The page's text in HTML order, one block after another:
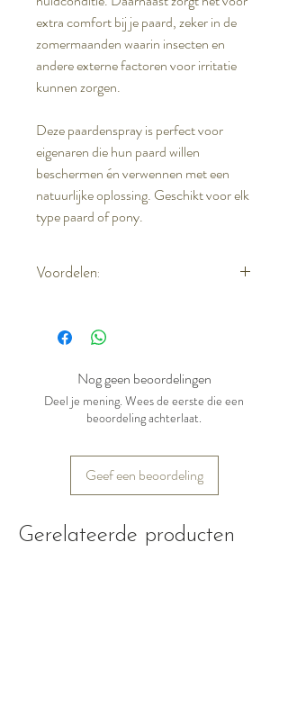
extra comfort bij je paard, zeker in de
zomermaanden waarin insecten en
andere externe factoren voor irritatie
kunnen zorgen.
Deze paardenspray is perfect voor
eigenaren die hun paard willen
beschermen én verwennen met een
natuurlijke oplossing. Geschikt voor elk
type paard of pony.
Voordelen:
Navul verpakking
Verzorgt en beschermt de
Ideaal voor gebruik op de
weide of tijdens buitenritten
Voor dagelijks gebruik
Nog geen beoordelingen
Deel je mening. Wees de eerste die een
beoordeling achterlaat.
Geef een beoordeling
Gerelateerde producten